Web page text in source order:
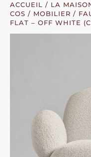
ACCUEIL / LA
COS / MOBILIER /
FLAT – OFF WHITE